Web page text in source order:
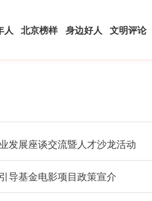
人 北京榜样 身边好人 文明评论
发展座谈交流暨人才沙龙活动
导基金电影项目政策宣介